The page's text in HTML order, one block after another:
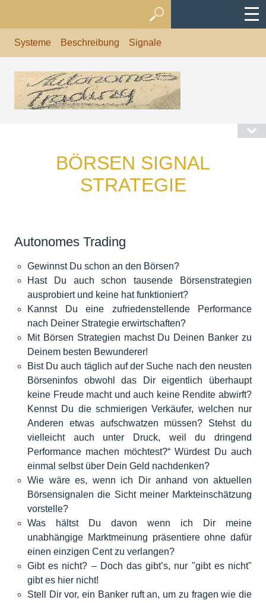
Systeme Beschreibung Signale
BÖRSEN SIGNAL
STRATEGIE
Autonomes Trading
Gewinnst Du schon an den Börsen?
Hast Du auch schon tausende Börsenstrategien
ausprobiert und keine hat funktioniert?
Kannst Du eine zufriedenstellende Performance
nach Deiner Strategie erwirtschaften?
Mit Börsen Strategien machst Du Deinen Banker zu
Deinem besten Bewunderer!
Bist Du auch täglich auf der Suche nach den neusten
Börseninfos obwohl das Dir eigentlich überhaupt
keine Freude macht und auch keine Rendite abwirft?
Kennst Du die schmierigen Verkäufer, welchen nur
Anderen etwas aufschwatzen müssen? Stehst du
vielleicht auch unter Druck, weil du dringend
Performance machen möchtest?“ Würdest Du auch
einmal selbst über Dein Geld nachdenken?
Wie wäre es, wenn ich Dir anhand von aktuellen
Börsensignalen die Sicht meiner Markteinschätzung
vorstelle?
Was hältst Du davon wenn ich Dir meine
unabhängige Marktmeinung präsentiere ohne dafür
einen einzigen Cent zu verlangen?
Gibt es nicht? – Doch das gibt’s, nur "gibt es nicht"
gibt es hier nicht!
Stell Dir vor, ein Banker ruft an, um zu fragen wie die